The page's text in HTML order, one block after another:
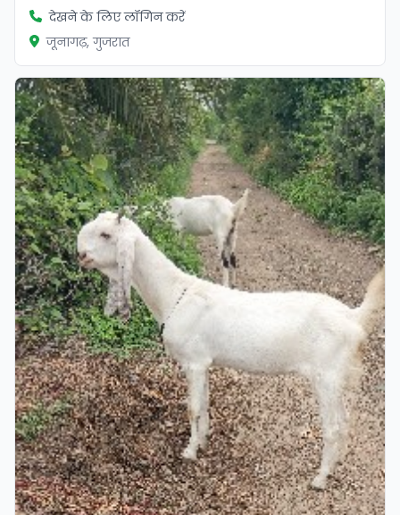
देखने के लिए लॉगिन करें
जूनागढ़, गुजरात